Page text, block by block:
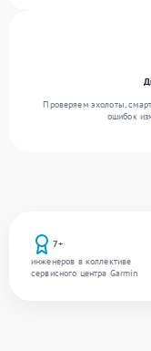
7+
инженеров в коллективе
сервисного центра Garmin
Проверяем эхолоты,
ошибок